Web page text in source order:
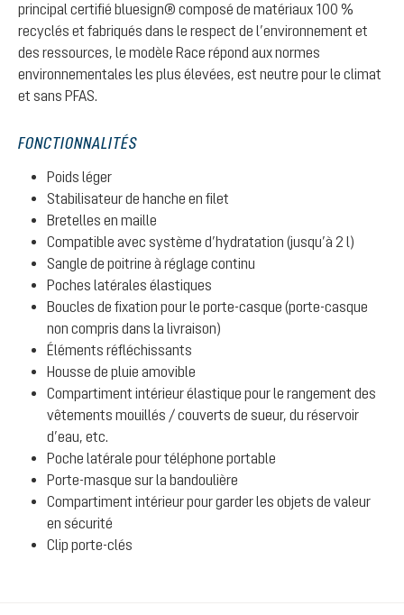
principal certifié bluesign® composé de matériaux 100 %
recyclés et fabriqués dans le respect de l’environnement et
des ressources, le modèle Race répond aux normes
environnementales les plus élevées, est neutre pour le climat
et sans PFAS.
FONCTIONNALITÉS
Poids léger
Stabilisateur de hanche en filet
Bretelles en maille
Compatible avec système d’hydratation (jusqu’à 2 l)
Sangle de poitrine à réglage continu
Poches latérales élastiques
Boucles de fixation pour le porte-casque (porte-casque
non compris dans la livraison)
Éléments réfléchissants
Housse de pluie amovible
Compartiment intérieur élastique pour le rangement des
vêtements mouillés / couverts de sueur, du réservoir
d’eau, etc.
Poche latérale pour téléphone portable
Porte-masque sur la bandoulière
Compartiment intérieur pour garder les objets de valeur
en sécurité
Clip porte-clés